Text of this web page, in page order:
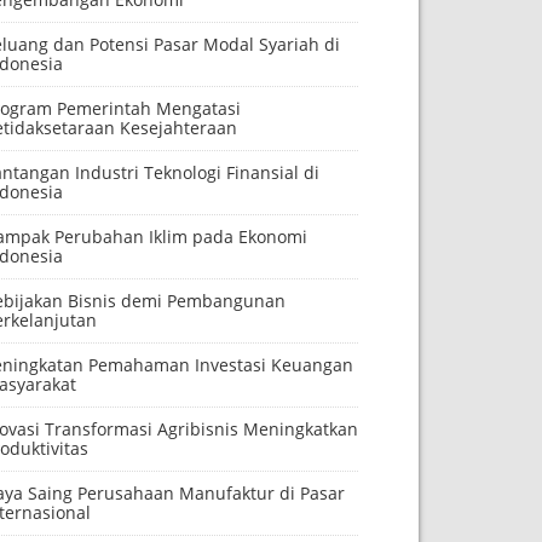
dan Potensi Pasar Modal Syariah di
Pemerintah Mengatasi
Kesejahteraan
Industri Teknologi Finansial di
Perubahan Iklim pada Ekonomi
Bisnis demi Pembangunan
Pemahaman Investasi Keuangan
Transformasi Agribisnis Meningkatkan
Saing Perusahaan Manufaktur di Pasar